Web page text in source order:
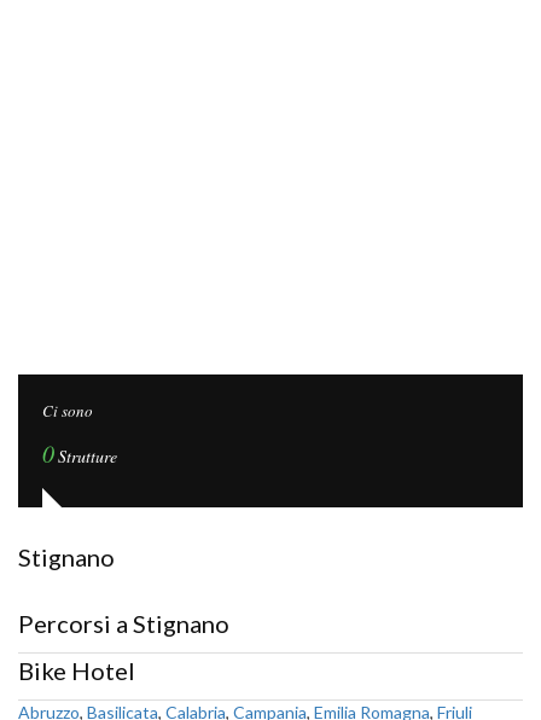
Ci sono
0Strutture
Stignano
Percorsi a Stignano
Bike Hotel
Abruzzo, Basilicata, Calabria, Campania, Emilia Romagna, Friuli